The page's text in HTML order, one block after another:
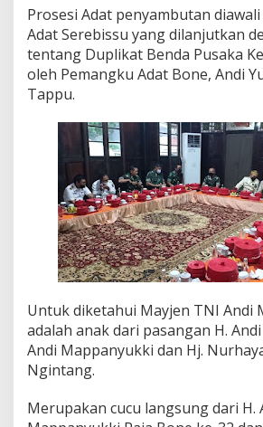
e
Prosesi Adat penyambutan
Adat Serebissu yang dilanjutkan
tentang Duplikat Benda Pusaka
oleh Pemangku Adat Bone, Andi
Tappu.
Untuk diketahui Mayjen TNI Andi
adalah anak dari pasangan H.
Andi Mappanyukki dan Hj.
Ngintang.
Merupakan cucu langsung dari H.